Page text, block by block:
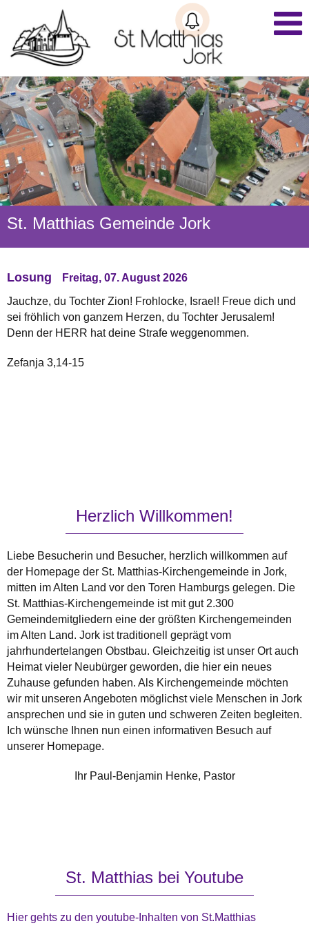
St. Matthias Gemeinde Jork
Losung
Freitag, 07. August 2026
Jauchze, du Tochter Zion! Frohlocke, Israel! Freue dich und
sei fröhlich von ganzem Herzen, du Tochter Jerusalem!
Denn der HERR hat deine Strafe weggenommen.
Zefanja 3,14-15
Herzlich Willkommen!
Liebe Besucherin und Besucher, herzlich willkommen auf
der Homepage der St. Matthias-Kirchengemeinde in Jork,
mitten im Alten Land vor den Toren Hamburgs gelegen. Die
St. Matthias-Kirchengemeinde ist mit gut 2.300
Gemeindemitgliedern eine der größten Kirchengemeinden
im Alten Land. Jork ist traditionell geprägt vom
jahrhundertelangen Obstbau. Gleichzeitig ist unser Ort auch
Heimat vieler Neubürger geworden, die hier ein neues
Zuhause gefunden haben. Als Kirchengemeinde möchten
wir mit unseren Angeboten möglichst viele Menschen in Jork
ansprechen und sie in guten und schweren Zeiten begleiten.
Ich wünsche Ihnen nun einen informativen Besuch auf
unserer Homepage.
Ihr Paul-Benjamin Henke, Pastor
St. Matthias bei Youtube
Hier gehts zu den youtube-Inhalten von St.Matthias